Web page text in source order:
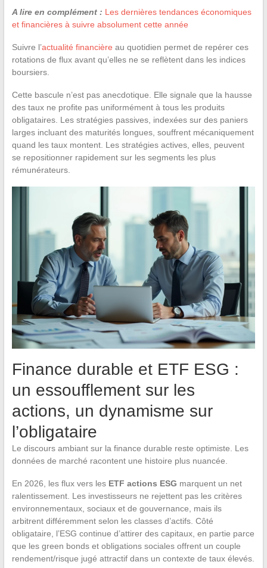
A lire en complément : Les dernières tendances économiques
et financières à suivre absolument cette année
Suivre l’actualité financière au quotidien permet de repérer ces
rotations de flux avant qu’elles ne se reflètent dans les indices
boursiers.
Cette bascule n’est pas anecdotique. Elle signale que la hausse
des taux ne profite pas uniformément à tous les produits
obligataires. Les stratégies passives, indexées sur des paniers
larges incluant des maturités longues, souffrent mécaniquement
quand les taux montent. Les stratégies actives, elles, peuvent
se repositionner rapidement sur les segments les plus
rémunérateurs.
Finance durable et ETF ESG :
un essoufflement sur les
actions, un dynamisme sur
l’obligataire
Le discours ambiant sur la finance durable reste optimiste. Les
données de marché racontent une histoire plus nuancée.
En 2026, les flux vers les ETF actions ESG marquent un net
ralentissement. Les investisseurs ne rejettent pas les critères
environnementaux, sociaux et de gouvernance, mais ils
arbitrent différemment selon les classes d’actifs. Côté
obligataire, l’ESG continue d’attirer des capitaux, en partie parce
que les green bonds et obligations sociales offrent un couple
rendement/risque jugé attractif dans un contexte de taux élevés.